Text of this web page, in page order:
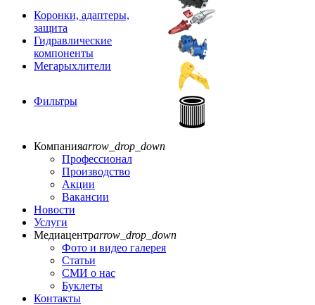
Коронки, адаптеры,
защита
Гидравлические
компоненты
Мегарыхлители
Фильтры
Компанияarrow_drop_down
Профессионал
Производство
Акции
Вакансии
Новости
Услуги
Медиацентрarrow_drop_down
Фото и видео галерея
Статьи
СМИ о нас
Буклеты
Контакты